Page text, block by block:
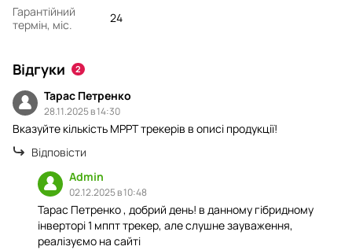
Гарантійний
термін, міс.
24
Відгуки 2
Тарас Петренко
28.11.2025 в 14:30
Вказуйте кількість MPPT трекерів в описі продукції!
Відповісти
Admin
02.12.2025 в 10:48
Тарас Петренко , добрий день! в данному гібридному
інверторі 1 мппт трекер, але слушне зауваження,
реалізуємо на сайті